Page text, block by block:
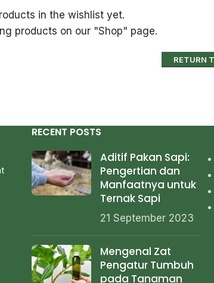
in the wishlist yet.
products on our "Shop" page.
RETURN
RECENT POSTS
Aditif Pakan Sapi:
Pengertian dan
Manfaatnya untuk
Ternak Sapi
21 September 2023
Mengenal Zat
Pengatur Tumbuh
pada Tanaman